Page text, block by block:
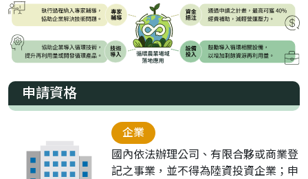
申請資格
企業
國內依法辦理公司、有限合夥或商業登
記之事業，並不得為陸資投資企業；申